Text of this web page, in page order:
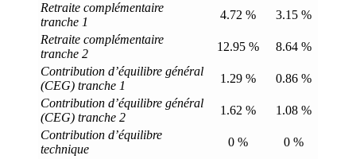
Retraite complémentaire
tranche 1
4.72 %
3.15 %
Retraite complémentaire
tranche 2
12.95 %
8.64 %
Contribution d’équilibre général
(CEG) tranche 1
1.29 %
0.86 %
Contribution d’équilibre général
(CEG) tranche 2
1.62 %
1.08 %
Contribution d’équilibre
technique
0 % 0 %